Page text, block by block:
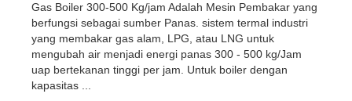
Gas Boiler 300-500 Kg/jam Adalah Mesin Pembakar yang
berfungsi sebagai sumber Panas. sistem termal industri
yang membakar gas alam, LPG, atau LNG untuk
mengubah air menjadi energi panas 300 - 500 kg/Jam
uap bertekanan tinggi per jam. Untuk boiler dengan
kapasitas ...